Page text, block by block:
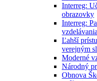
Interreg:
obrazovky
Interreg:
vzdelávania
Ľahší
verejným
Moderné
Národný
Obnova